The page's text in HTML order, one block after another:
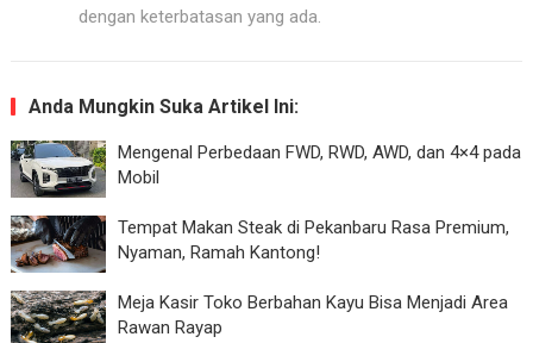
dengan keterbatasan yang ada.
Anda Mungkin Suka Artikel Ini:
Mengenal Perbedaan FWD, RWD, AWD, dan 4×4 pada
Mobil
Tempat Makan Steak di Pekanbaru Rasa Premium,
Nyaman, Ramah Kantong!
Meja Kasir Toko Berbahan Kayu Bisa Menjadi Area
Rawan Rayap